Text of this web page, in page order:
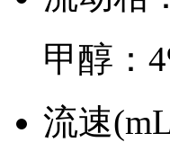
甲醇：
流速